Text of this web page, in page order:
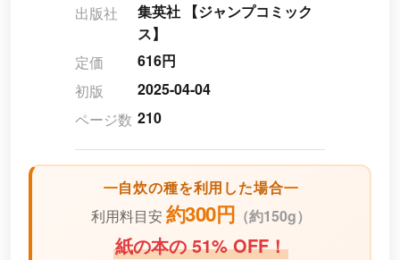
出版社
集英社 【ジャンプコミック
ス】
定価
616円
初版
2025-04-04
ページ数 210
自炊の種を利用した場合
利用料目安 約300円 （約150g）
紙の本の 51% OFF！